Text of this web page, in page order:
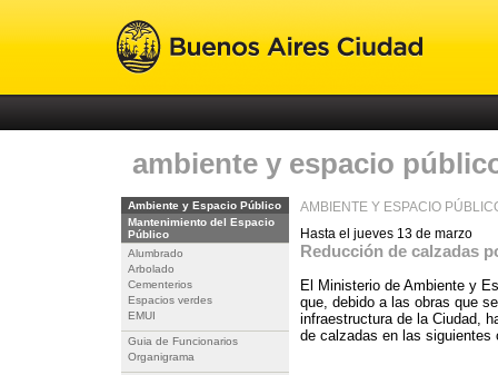
ambiente y espacio
Ambiente y Espacio Público
Mantenimiento del Espacio
Público
Alumbrado
Arbolado
Cementerios
Espacios verdes
EMUI
Guia de Funcionarios
Organigrama
AMBIENTE Y ESPACIO
Hasta el jueves 13 de marzo
Reducción de calzadas
El Ministerio de Ambiente y
que, debido a las obras que
infraestructura de la Ciudad,
de calzadas en las siguientes